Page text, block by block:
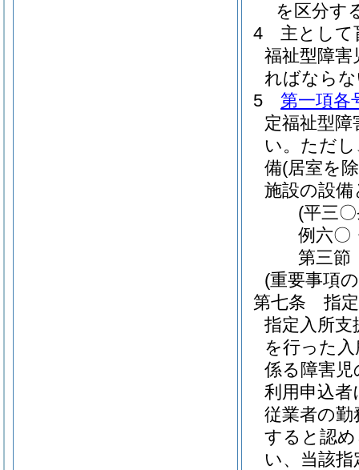
を区分す
4
主として
福祉型障
ればなら
5
第一項各
定福祉型
い。 ただ
備(居室を
施設の設
(平三
例六〇
第三節
(重要事項
第七条
指
指定入所
を行った
係る障害
利用申込者
従業者の
すると認
い、当該